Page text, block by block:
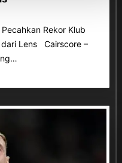
Rekor Klub
Lens Cairscore –